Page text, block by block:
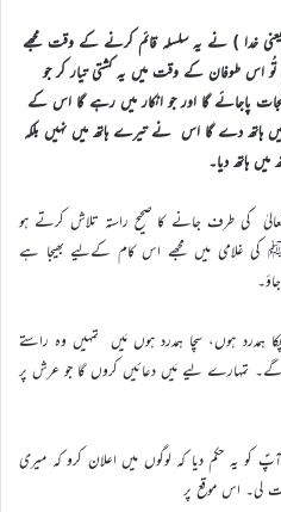
خدا ) نے یہ سلسلہ قائم کرنے کے وقت مجھے
تُو اس طوفان کے وقت میں یہ کشتی تیار کر جو
پاجائے گا اور جو انکار میں رہے گا اس کے
ہاتھ دے گا اس نے تیرے ہاتھ میں نہیں بلکہ
ہاتھ دیا۔
کی طرف جانے کا صحیح راستہ تلاش کرتے ہو
کی غلامی میں مجھے اس کام کےلیے بھیجا ہے
ہمدرد ہوں، سچا ہمدرد ہوں مَیں تمہیں وہ راستے
گے۔ تمہارے لیے مَیں دعائیں کروں گا جو عرش پر
کو یہ حکم دیا کہ لوگوں میں اعلان کرو کہ میری